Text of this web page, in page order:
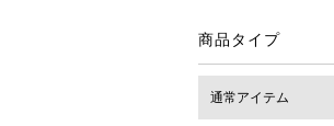
商品タイプ
通常アイテム